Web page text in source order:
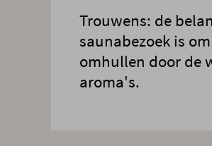
Trouwens: de
saunabezoek is
omhullen door de
aroma's.